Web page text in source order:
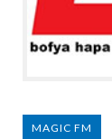
MAGIC FM